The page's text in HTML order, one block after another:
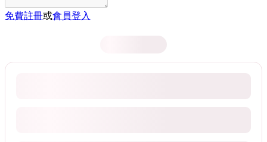
免費註冊或會員登入